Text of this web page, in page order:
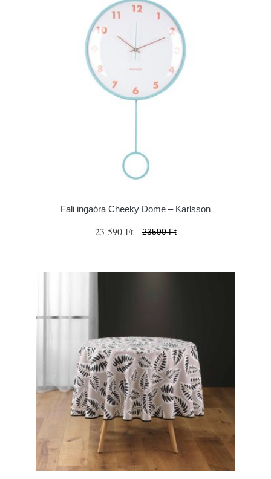
Fali ingaóra Cheeky Dome – Karlsson
23 590 Ft 23590 Ft